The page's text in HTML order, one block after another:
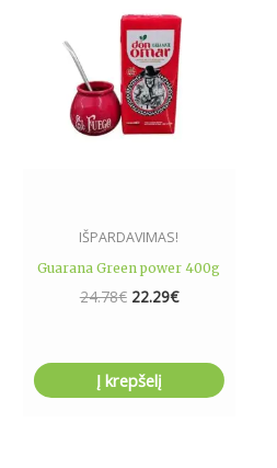
IŠPARDAVIMAS!
Guarana Green power 400g
24.78€ 22.29€
Į krepšelį